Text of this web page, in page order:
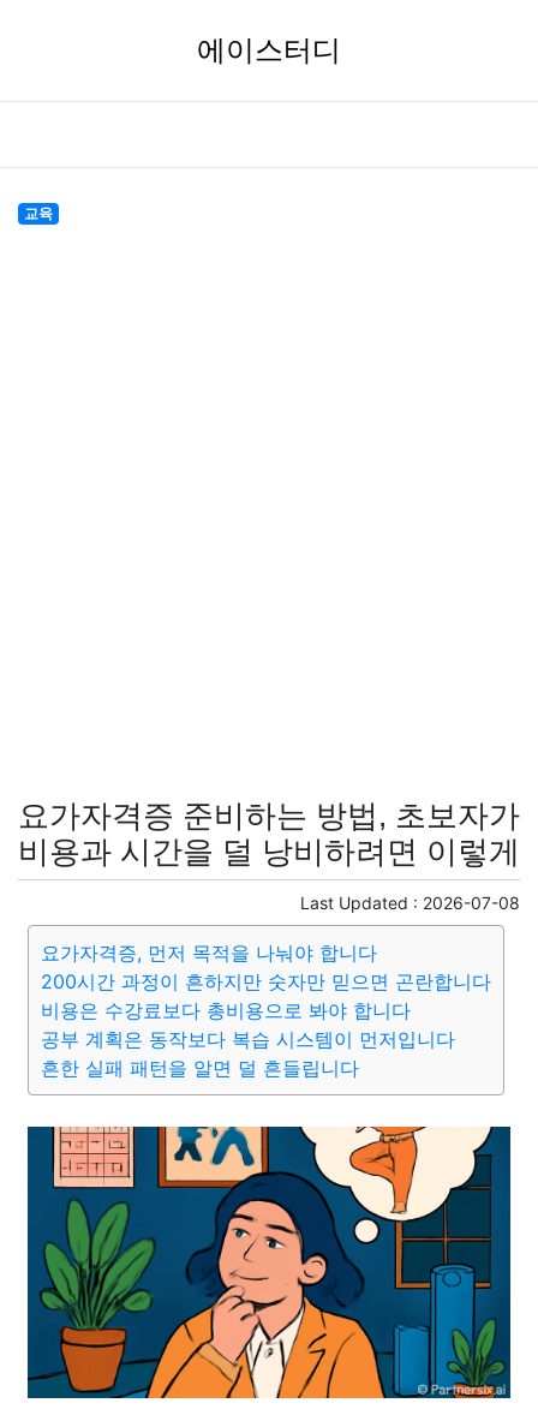
에이스터디
교육
요가자격증 준비하는 방법, 초보자가
비용과 시간을 덜 낭비하려면 이렇게
Last Updated : 2026-07-08
요가자격증, 먼저 목적을 나눠야 합니다
200시간 과정이 흔하지만 숫자만 믿으면 곤란합니다
비용은 수강료보다 총비용으로 봐야 합니다
공부 계획은 동작보다 복습 시스템이 먼저입니다
흔한 실패 패턴을 알면 덜 흔들립니다